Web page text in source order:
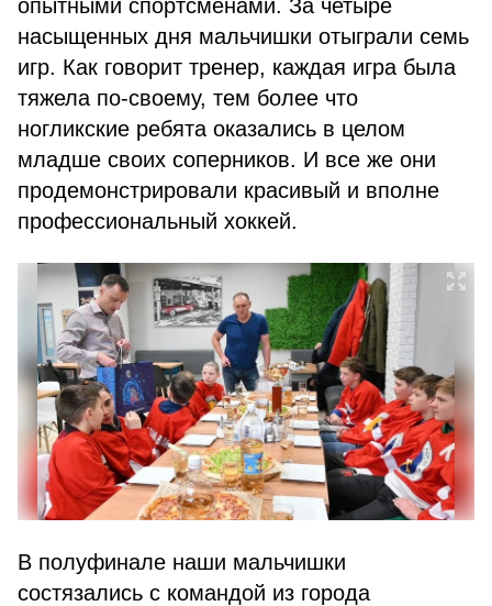
опытными спортсменами. За четыре
насыщенных дня мальчишки отыграли семь
игр. Как говорит тренер, каждая игра была
тяжела по-своему, тем более что
ногликские ребята оказались в целом
младше своих соперников. И все же они
продемонстрировали красивый и вполне
профессиональный хоккей.
В полуфинале наши мальчишки
состязались с командой из города